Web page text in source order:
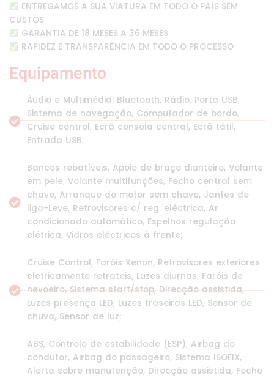
ENTREGAMOS A SUA VIATURA EM TODO O PAÍS SEM
CUSTOS
GARANTIA DE 18 MESES A 36 MESES
RAPIDEZ E TRANSPARÊNCIA EM TODO O PROCESSO
Equipamento
Áudio e Multimédia: Bluetooth, Rádio, Porta USB,
Sistema de navegação, Computador de bordo,
Cruise control, Ecrã consola central, Ecrã tátil,
Entrada USB;
Bancos rebatíveis, Apoio de braço dianteiro, Volante
em pele, Volante multifunções, Fecho central sem
chave, Arranque do motor sem chave, Jantes de
liga-Leve, Retrovisores c/ reg. eléctrica, Ar
condicionado automático, Espelhos regulação
elétrica, Vidros eléctricos à frente;
Cruise Control, Faróis Xenon, Retrovisores exteriores
eletricamente retrateis, Luzes diurnas, Faróis de
nevoeiro, Sistema start/stop, Direcção assistida,
Luzes presença LED, Luzes traseiras LED, Sensor de
chuva, Sensor de luz;
ABS, Controlo de estabilidade (ESP), Airbag do
condutor, Airbag do passageiro, Sistema ISOFIX,
Alerta sobre manutenção, Direcção assistida, Fecho